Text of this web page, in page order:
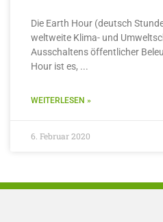
Die Earth Hour (deutsch
weltweite Klima- und
Ausschaltens öffentlicher
Hour ist es,
WEITERLESEN »
6. Februar 2020